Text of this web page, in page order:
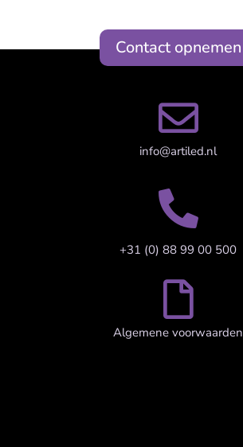
Contact opnemen

info@artiled.nl

+31 (0) 88 99 00 500

Algemene voorwaarden